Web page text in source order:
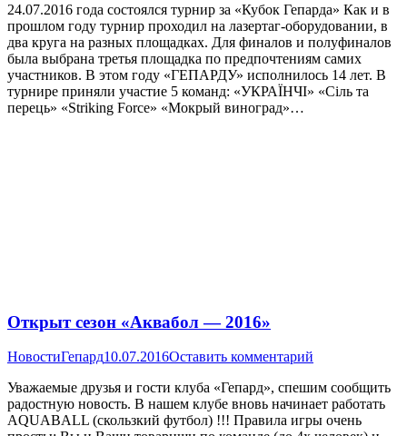
24.07.2016 года состоялся турнир за «Кубок Гепарда» Как и в
прошлом году турнир проходил на лазертаг-оборудовании, в
два круга на разных площадках. Для финалов и полуфиналов
была выбрана третья площадка по предпочтениям самих
участников. В этом году «ГЕПАРДУ» исполнилось 14 лет. В
турнире приняли участие 5 команд: «УКРАЇНЧІ» «Сіль та
перець» «Striking Force» «Мокрый виноград»…
Открыт сезон «Аквабол — 2016»
НовостиГепард10.07.2016Оставить комментарий
Уважаемые друзья и гости клуба «Гепард», спешим сообщить
радостную новость. В нашем клубе вновь начинает работать
AQUABALL (скользкий футбол) !!! Правила игры очень